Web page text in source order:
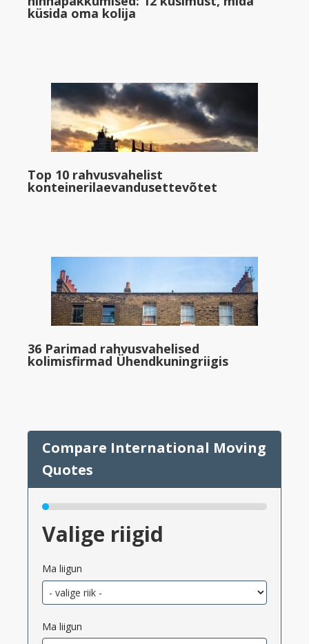
küsida oma kolija
Top 10 rahvusvahelist
konteinerilaevandusettevõtet
36 Parimad rahvusvahelised
kolimisfirmad Ühendkuningriigis
Valige riigid
Ma liigun
Ma liigun